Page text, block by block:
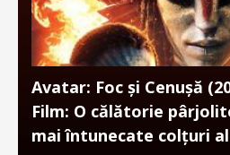
Avatar: Foc și Cenușă
Film: O călătorie
mai întunecate colțuri